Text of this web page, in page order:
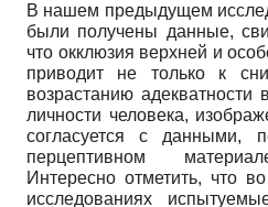
В нашем предыдущем
были получены данные,
что окклюзия верхней и
приводит не только к
возрастанию адекватности
личности человека,
согласуется с данными,
перцептивном
Интересно отметить, что
исследованиях